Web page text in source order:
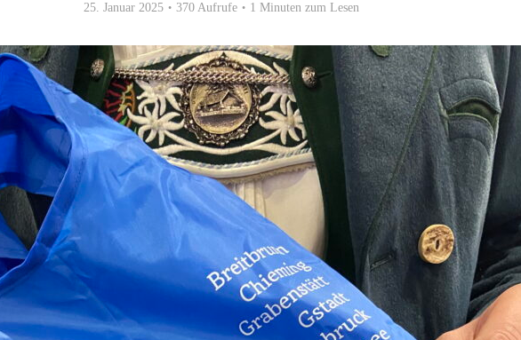
25. Januar 2025 370 Aufrufe 1 Minuten zum Lesen